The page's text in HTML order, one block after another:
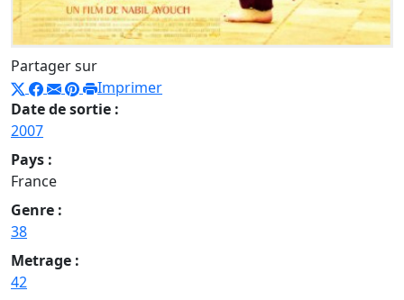
Partager sur
Imprimer
Date de sortie :
2007
Pays :
France
Genre :
38
Metrage :
42